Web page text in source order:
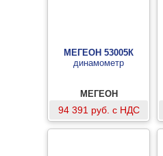
МЕГЕОН 53005К
динамометр
МЕГЕОН
94 391 руб. с НДС